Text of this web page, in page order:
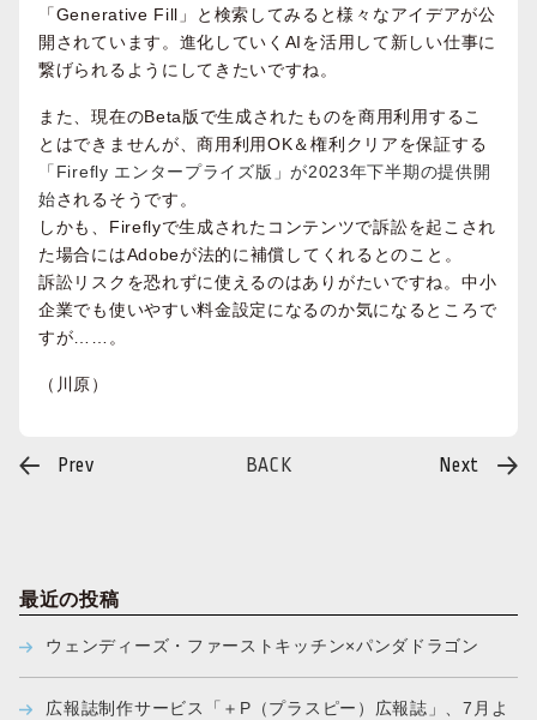
「Generative Fill」と検索してみると様々なアイデアが公
開されています。進化していくAIを活用して新しい仕事に
繋げられるようにしてきたいですね。
また、現在のBeta版で生成されたものを商用利用するこ
とはできませんが、商用利用OK＆権利クリアを保証する
「Firefly エンタープライズ版」が2023年下半期の提供開
始されるそうです。
しかも、Fireflyで生成されたコンテンツで訴訟を起こされ
た場合にはAdobeが法的に補償してくれるとのこと。
訴訟リスクを恐れずに使えるのはありがたいですね。中小
企業でも使いやすい料金設定になるのか気になるところで
すが……。
（川原）
投
稿
ン
Prev Next
BACK
最近の投稿
ウェンディーズ・ファーストキッチン×パンダドラゴン
広報誌制作サービス「＋P（プラスピー）広報誌」、7月よ